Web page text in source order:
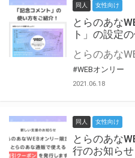
同人 女性向け
とらのあな
ト」の設定
#WEBオンリー
2021.06.18
同人 女性向け
とらのあな
行のお知らせ